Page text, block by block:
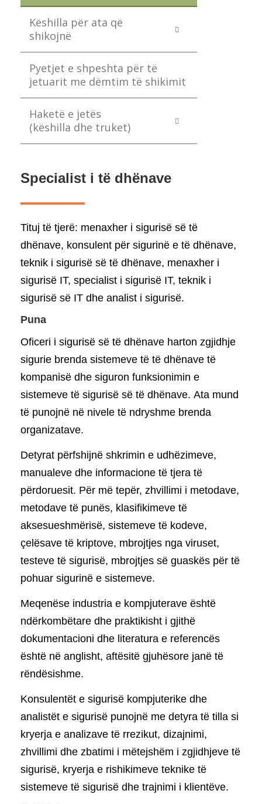
Këshilla për ata që
shikojnë
Pyetjet e shpeshta për të
jetuarit me dëmtim të shikimit
Haketë e jetës
(këshilla dhe truket)
Specialist i të dhënave
Tituj të tjerë: menaxher i sigurisë së të
dhënave, konsulent për sigurinë e të dhënave,
teknik i sigurisë së të dhënave, menaxher i
sigurisë IT, specialist i sigurisë IT, teknik i
sigurisë së IT dhe analist i sigurisë.
Puna
Oficeri i sigurisë së të dhënave harton zgjidhje
sigurie brenda sistemeve të të dhënave të
kompanisë dhe siguron funksionimin e
sistemeve të sigurisë së të dhënave. Ata mund
të punojnë në nivele të ndryshme brenda
organizatave.
Detyrat përfshijnë shkrimin e udhëzimeve,
manualeve dhe informacione të tjera të
përdoruesit. Për më tepër, zhvillimi i metodave,
metodave të punës, klasifikimeve të
aksesueshmërisë, sistemeve të kodeve,
çelësave të kriptove, mbrojtjes nga viruset,
testeve të sigurisë, mbrojtjes së guaskës për të
pohuar sigurinë e sistemeve.
Meqenëse industria e kompjuterave është
ndërkombëtare dhe praktikisht i gjithë
dokumentacioni dhe literatura e referencës
është në anglisht, aftësitë gjuhësore janë të
rëndësishme.
Konsulentët e sigurisë kompjuterike dhe
analistët e sigurisë punojnë me detyra të tilla si
kryerja e analizave të rrezikut, dizajnimi,
zhvillimi dhe zbatimi i mëtejshëm i zgjidhjeve të
sigurisë, kryerja e rishikimeve teknike të
sistemeve të sigurisë dhe trajnimi i klientëve.